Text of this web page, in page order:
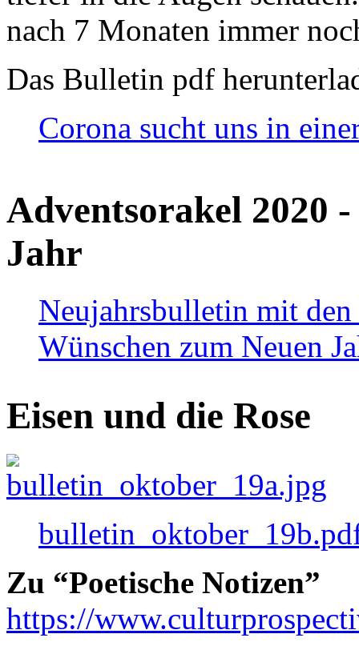
nach 7 Monaten immer
Das Bulletin pdf
Corona sucht uns in
Adventsorakel 2020
Jahr
Neujahrsbulletin mit den
Wünschen zum Neuen
Eisen und die Rose
Zu “Poetische Notizen”
https://